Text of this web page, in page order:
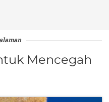
Mencegah